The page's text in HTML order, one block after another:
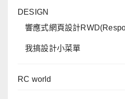
DESIGN
響應式網頁設計
我搞設計小菜單
RC world